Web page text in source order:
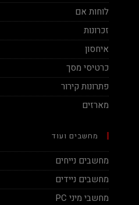
לוחות אם
זכרונות
איחסון
כרטיסי מסך
פתרונות קירור
מארזים
מחשבים ועוד
מחשבים נייחים
מחשבים ניידים
מחשבי מיני PC